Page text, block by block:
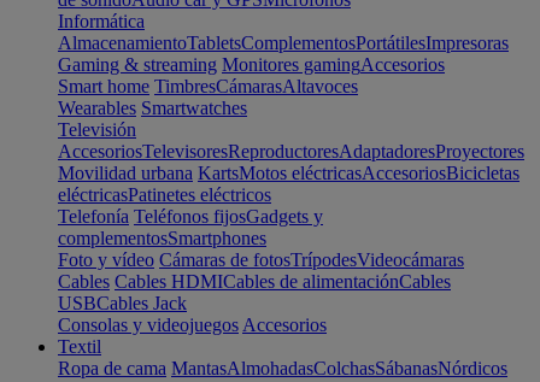
Informática
AlmacenamientoTabletsComplementosPortátilesImpresoras
Gaming & streaming Monitores gamingAccesorios
Smart home TimbresCámarasAltavoces
Wearables Smartwatches
Televisión
AccesoriosTelevisoresReproductoresAdaptadoresProyectores
Movilidad urbana KartsMotos eléctricasAccesoriosBicicletas
eléctricasPatinetes eléctricos
Telefonía Teléfonos fijosGadgets y
complementosSmartphones
Foto y vídeo Cámaras de fotosTrípodesVideocámaras
Cables Cables HDMICables de alimentaciónCables
USBCables Jack
Consolas y videojuegos Accesorios
Textil
Ropa de cama MantasAlmohadasColchasSábanasNórdicos